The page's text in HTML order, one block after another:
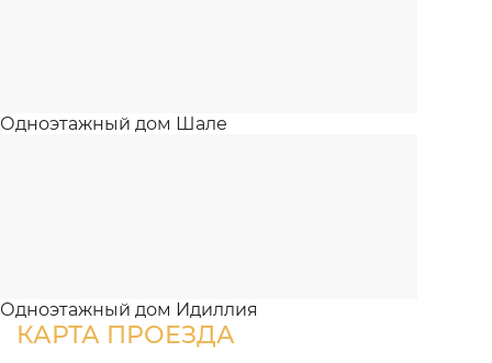
Одноэтажный дом Шале
Одноэтажный дом Идиллия
КАРТА ПРОЕЗДА